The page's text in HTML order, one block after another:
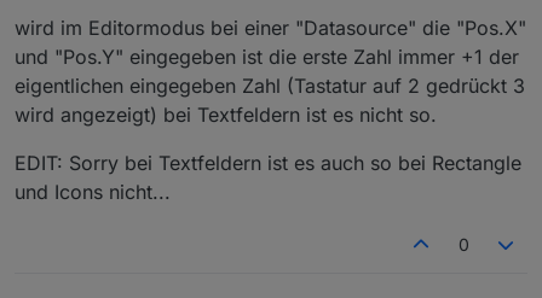
Perfekt, danke für die Rückmeldung. Da war ein kleiner
Zeichenfehler. Ist behoben und auf Github gefixt.
wird im Editormodus bei einer "Datasource" die "Pos.X"
und "Pos.Y" eingegeben ist die erste Zahl immer +1 der
eigentlichen eingegeben Zahl (Tastatur auf 2 gedrückt 3
wird angezeigt) bei Textfeldern ist es nicht so.
EDIT: Sorry bei Textfeldern ist es auch so bei Rectangle
und Icons nicht...
0